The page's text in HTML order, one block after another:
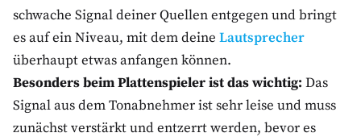
schwache Signal deiner Quellen entgegen und bringt
es auf ein Niveau, mit dem deine Lautsprecher
überhaupt etwas anfangen können.
Besonders beim Plattenspieler ist das wichtig: Das
Signal aus dem Tonabnehmer ist sehr leise und muss
zunächst verstärkt und entzerrt werden, bevor es